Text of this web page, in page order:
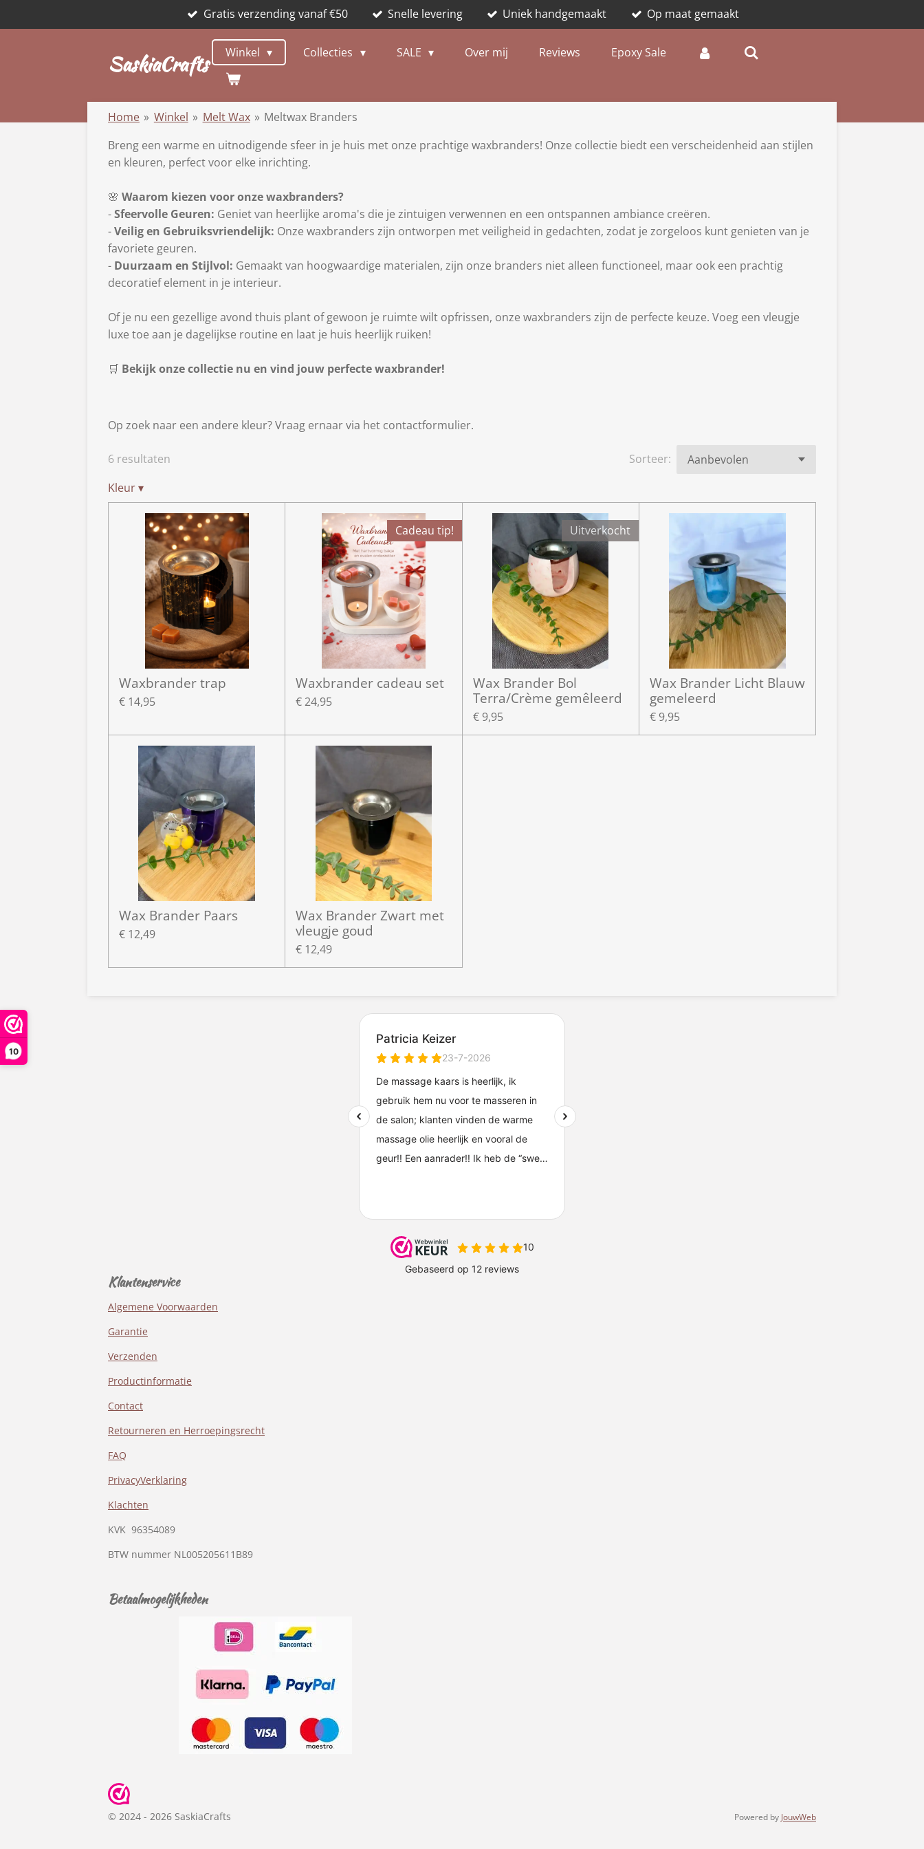
10
direct
Gratis verzending vanaf €50 Snelle levering Uniek handgemaakt Op maat gemaakt
SaskiaCrafts Winkel Collecties SALE Over mij Reviews Epoxy Sale
Home » Winkel » Melt Wax » Meltwax Branders
Breng een warme en uitnodigende sfeer in je huis met onze prachtige waxbranders! Onze collectie biedt een verscheidenheid aan stijlen
en kleuren, perfect voor elke inrichting.
🌸 Waarom kiezen voor onze waxbranders?
-Sfeervolle Geuren: Geniet van heerlijke aroma's die je zintuigen verwennen en een ontspannen ambiance creëren.
-Veilig en Gebruiksvriendelijk: Onze waxbranders zijn ontworpen met veiligheid in gedachten, zodat je zorgeloos kunt genieten van je
favoriete geuren.
- Duurzaam en Stijlvol: Gemaakt van hoogwaardige materialen, zijn onze branders niet alleen functioneel, maar ook een prachtig
decoratief element in je interieur.
Of je nu een gezellige avond thuis plant of gewoon je ruimte wilt opfrissen, onze waxbranders zijn de perfecte keuze. Voeg een vleugje
luxe toe aan je dagelijkse routine en laat je huis heerlijk ruiken!
🛒 Bekijk onze collectie nu en vind jouw perfecte waxbrander!
Op zoek naar een andere kleur? Vraag ernaar via het contactformulier.
6 resultaten
Sorteer:
Kleur▾
Waxbrander trap
€ 14,95
Cadeau tip!
Waxbrander cadeau set
€ 24,95
Uitverkocht
Wax Brander Bol
Terra/Crème gemêleerd
€ 9,95
Wax Brander Licht Blauw
gemeleerd
€ 9,95
Wax Brander Paars
€ 12,49
Wax Brander Zwart met
vleugje goud
€ 12,49
Klantenservice
Algemene Voorwaarden
Garantie
Verzenden
Productinformatie
Contact
Retourneren en Herroepingsrecht
FAQ
PrivacyVerklaring
Klachten
KVK 96354089
BTW nummer NL005205611B89
Betaalmogelijkheden
© 2024 - 2026 SaskiaCrafts Powered by JouwWeb